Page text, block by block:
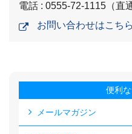
電話 : 0555-72-1115（直
お問い合わせはこちら
便利
メールマガジン